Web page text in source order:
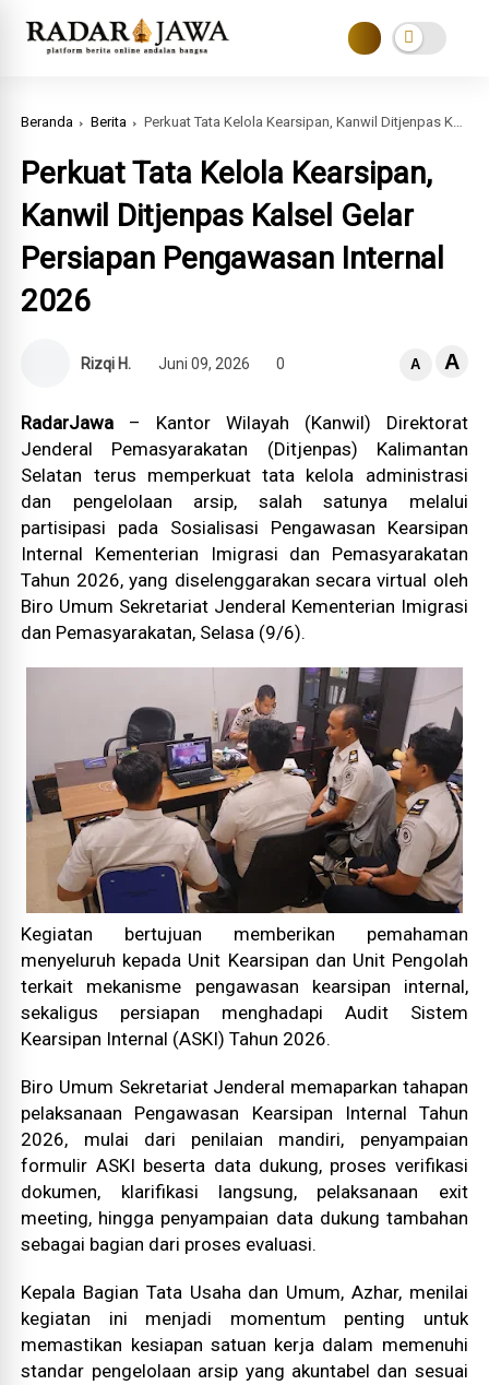
Beranda Berita Perkuat Tata Kelola Kearsipan, Kanwil Ditjenpas Kalsel Gelar Persiapan Pengawasan Internal 2026
Perkuat Tata Kelola Kearsipan,
Kanwil Ditjenpas Kalsel Gelar
Persiapan Pengawasan Internal
2026
Rizqi H. Juni 09, 2026 0 A A
RadarJawa – Kantor Wilayah (Kanwil) Direktorat
Jenderal Pemasyarakatan (Ditjenpas) Kalimantan
Selatan terus memperkuat tata kelola administrasi
dan pengelolaan arsip, salah satunya melalui
partisipasi pada Sosialisasi Pengawasan Kearsipan
Internal Kementerian Imigrasi dan Pemasyarakatan
Tahun 2026, yang diselenggarakan secara virtual oleh
Biro Umum Sekretariat Jenderal Kementerian Imigrasi
dan Pemasyarakatan, Selasa (9/6).
Kegiatan bertujuan memberikan pemahaman
menyeluruh kepada Unit Kearsipan dan Unit Pengolah
terkait mekanisme pengawasan kearsipan internal,
sekaligus persiapan menghadapi Audit Sistem
Kearsipan Internal (ASKI) Tahun 2026.
Biro Umum Sekretariat Jenderal memaparkan tahapan
pelaksanaan Pengawasan Kearsipan Internal Tahun
2026, mulai dari penilaian mandiri, penyampaian
formulir ASKI beserta data dukung, proses verifikasi
dokumen, klarifikasi langsung, pelaksanaan exit
meeting, hingga penyampaian data dukung tambahan
sebagai bagian dari proses evaluasi.
Kepala Bagian Tata Usaha dan Umum, Azhar, menilai
kegiatan ini menjadi momentum penting untuk
memastikan kesiapan satuan kerja dalam memenuhi
standar pengelolaan arsip yang akuntabel dan sesuai